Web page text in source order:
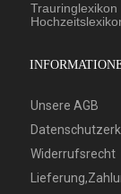
Trauringlexikon
Unsere AGB
Widerrufsrecht